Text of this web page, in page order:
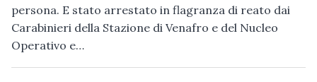
persona. E stato arrestato in flagranza di reato dai
Carabinieri della Stazione di Venafro e del Nucleo
Operativo e…